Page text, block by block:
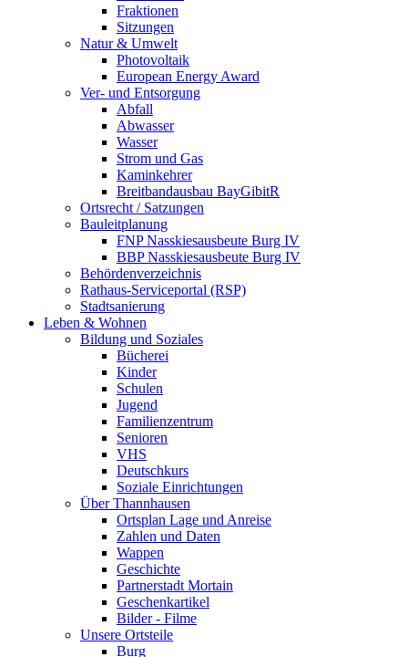
Fraktionen
Sitzungen
Natur & Umwelt
Photovoltaik
European Energy Award
Ver- und Entsorgung
Abfall
Abwasser
Wasser
Strom und Gas
Kaminkehrer
Breitbandausbau BayGibitR
Ortsrecht / Satzungen
Bauleitplanung
FNP Nasskiesausbeute Burg IV
BBP Nasskiesausbeute Burg IV
Behördenverzeichnis
Rathaus-Serviceportal (RSP)
Stadtsanierung
Leben & Wohnen
Bildung und Soziales
Bücherei
Kinder
Schulen
Jugend
Familienzentrum
Senioren
VHS
Deutschkurs
Soziale Einrichtungen
Über Thannhausen
Ortsplan Lage und Anreise
Zahlen und Daten
Wappen
Geschichte
Partnerstadt Mortain
Geschenkartikel
Bilder - Filme
Unsere Ortsteile
Burg